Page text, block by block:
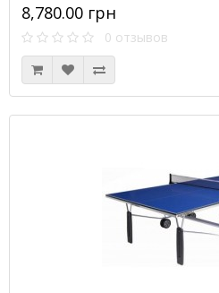
8,780.00 грн
0 отзывов